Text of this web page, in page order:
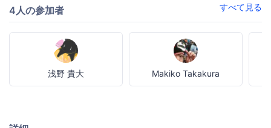
4人の参加者 すべて見る
浅野 貴大 Makiko Takakura